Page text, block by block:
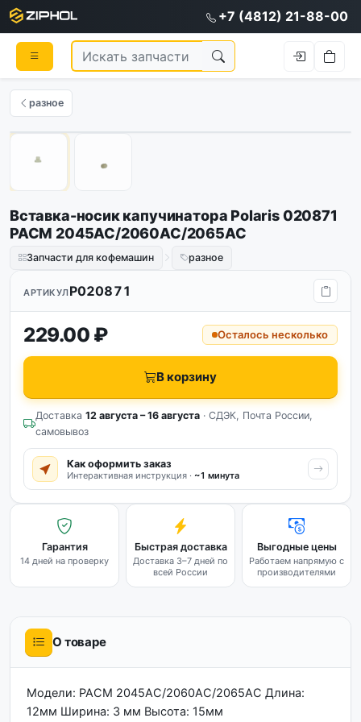
+7 (4812) 21-88-00
разное
Вставка-носик капучинатора Polaris 020871
PACM 2045AC/2060AC/2065AC
Запчасти для кофемашин разное
АРТИКУЛP020871
229.00 ₽ Осталось несколько
В корзину
Доставка 12 августа – 16 августа · СДЭК, Почта России,
самовывоз
Как оформить заказ
Интерактивная инструкция · ~1 минута
Гарантия
14 дней на проверку
Быстрая доставка
Доставка 3–7 дней по
всей России
Выгодные цены
Работаем напрямую с
производителями
О товаре
Модели: PACM 2045AC/2060AC/2065AC Длина:
12мм Ширина: 3 мм Высота: 15мм